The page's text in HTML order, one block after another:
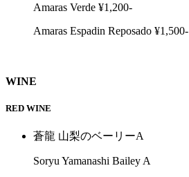
Amaras Verde ¥1,200-
Amaras Espadin Reposado ¥1,500-
WINE
RED WINE
蒼龍 山梨のベーリーA
Soryu Yamanashi Bailey A